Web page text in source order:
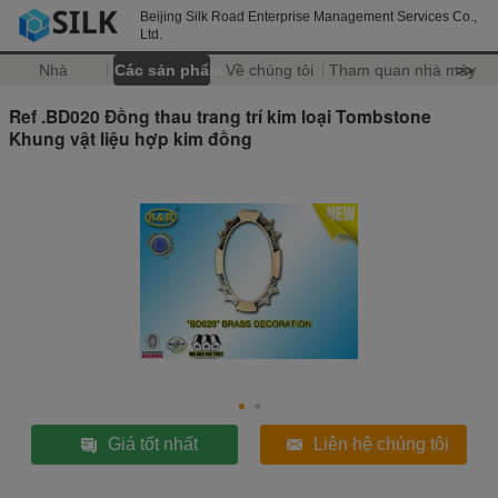
Beijing Silk Road Enterprise Management Services Co.,
Ltd.
Nhà Các sản phẩm Về chúng tôi Tham quan nhà máy
>>
Ref .BD020 Đồng thau trang trí kim loại Tombstone
Khung vật liệu hợp kim đồng
Giá tốt nhất Liên hệ chúng tôi